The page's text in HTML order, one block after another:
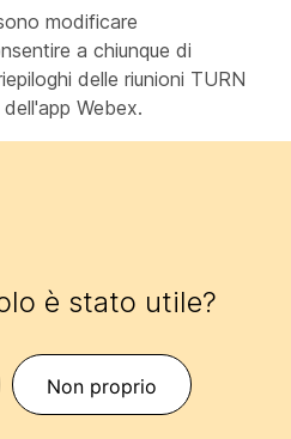
modificare
a chiunque di
delle riunioni TURN
Webex.
è stato utile?
Non proprio